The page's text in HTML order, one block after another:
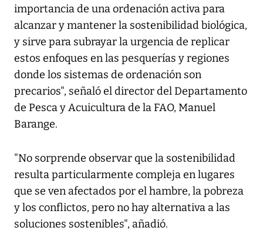
importancia de una ordenación activa para
alcanzar y mantener la sostenibilidad biológica,
y sirve para subrayar la urgencia de replicar
estos enfoques en las pesquerías y regiones
donde los sistemas de ordenación son
precarios", señaló el director del Departamento
de Pesca y Acuicultura de la FAO, Manuel
Barange.
"No sorprende observar que la sostenibilidad
resulta particularmente compleja en lugares
que se ven afectados por el hambre, la pobreza
y los conflictos, pero no hay alternativa a las
soluciones sostenibles", añadió.